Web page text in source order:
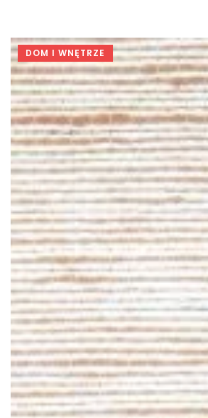
DOM I WNĘTRZE